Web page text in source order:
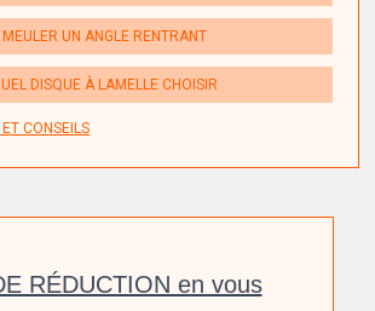
MEULER UN ANGLE RENTRANT
DISQUE À LAMELLE CHOISIR
CONSEILS